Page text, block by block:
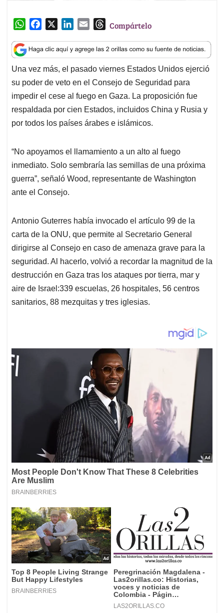
W
a
t
s
A
p
p
c
e
b
o
o
k
n
k
e
d
n
a
i
l
T
r
e
a
d
s
Compártelo
Una vez más, el pasado viernes Estados Unidos ejerció
su poder de veto en el Consejo de Seguridad para
impedir el cese al fuego en Gaza. La proposición fue
respaldada por cien Estados, incluidos China y Rusia y
por todos los países árabes e islámicos.
“No apoyamos el llamamiento a un alto al fuego
inmediato. Solo sembraría las semillas de una próxima
guerra”, señaló Wood, representante de Washington
ante el Consejo.
Antonio Guterres había invocado el artículo 99 de la
carta de la ONU, que permite al Secretario General
dirigirse al Consejo en caso de amenaza grave para la
seguridad. Al hacerlo, volvió a recordar la magnitud de la
destrucción en Gaza tras los ataques por tierra, mar y
aire de Israel:339 escuelas, 26 hospitales, 56 centros
sanitarios, 88 mezquitas y tres iglesias.